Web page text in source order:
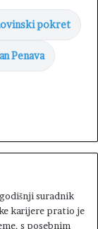
pokret
Penava
suradnik
karijere pratio je
s posebnim